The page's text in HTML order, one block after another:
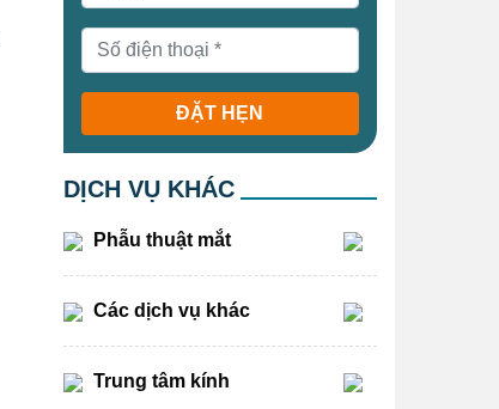
ĐẶT HẸN
DỊCH VỤ KHÁC
Phẫu thuật mắt
Các dịch vụ khác
Trung tâm kính